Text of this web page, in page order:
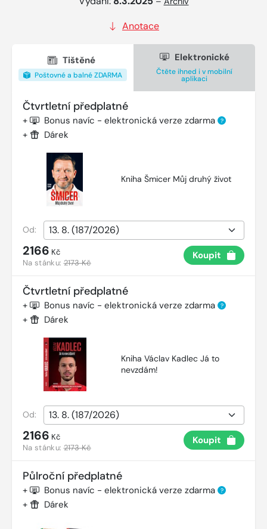
Anotace
Tištěné
Poštovné a balné ZDARMA
Elektronické
Čtěte ihned i v mobilní
aplikaci
Čtvrtletní předplatné
+ Bonus navíc - elektronická verze zdarma ?
+ Dárek
Kniha Šmicer Můj druhý život
Od:
2166 Kč
Na stánku:2173 Kč
Koupit
Čtvrtletní předplatné
+ Bonus navíc - elektronická verze zdarma ?
+ Dárek
Kniha Václav Kadlec Já to
nevzdám!
Od:
2166 Kč
Na stánku:2173 Kč
Koupit
Půlroční předplatné
+ Bonus navíc - elektronická verze zdarma ?
+ Dárek